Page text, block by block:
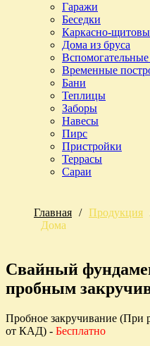
Гаражи
Беседки
Каркасно-
Дома из бруса
Вспомогательные
Временные
Бани
Теплицы
Заборы
Навесы
Пирс
Пристройки
Террасы
Сараи
Главная / Продукция
Дома
Свайный
пробным
Пробное закручивание (При
от КАД) - Бесплатно